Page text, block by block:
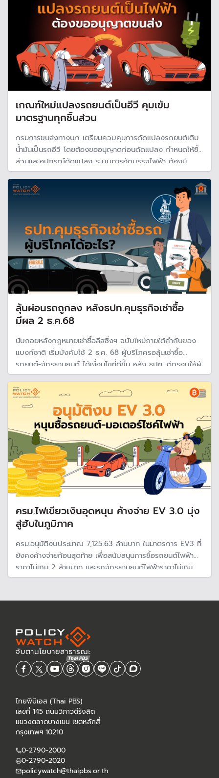
เกณฑ์ใหม่แปลงรถยนต์เป็นอีวี คุมเข้ม
มาตรฐานทุกชิ้นส่วน
กรมการขนส่งทางบก เตรียมควบคุมการดัดแปลงรถยนต์เติม
น้ำมันเป็นรถอีวี โดยต้องขออนุญาตก่อนดัดแปลง กำหนดให้ชิ้น
ส่วนและอุปกรณ์ดัดแปลง ระบบการอัดบรรจุไฟฟ้า ต้องมี
มาตรฐานความปลอดภัย และต้องผ่านการรับรองจากวิศวกร
ลุ้นผ่อนรถถูกลง หลังธปท.คุมธุรกิจเช่าซื้อ
มีผล 2 ธ.ค.68
นับถอยหลังกฎหมายเช่าซื้อลีสซิ่งฯ ฉบับใหม่ภายใต้กำกับของ
แบงก์ชาติ เริ่มบังคับใช้ 2 ธ.ค. 68 ผู้บริโภครอลุ้นเช่าซื้อ
รถยนต์-จักรยานยนต์ ได้เงื่อนไขที่ดีขึ้น หลัง ธปท. ตีกรอบให้ผู้
บริโภคได้รับการบริการและดอกเบี้ยที่เป็นธรรมมากขึ้น
ครม.ไฟเขียวเงินอุดหนุน ค้างจ่าย EV 3.0 มุ่ง
สู่ฮับในภูมิภาค
ครม.อนุมัติงบประมาณ 7,125.63 ล้านบาท ในมาตรการ EV3 ที่
ยังคงค้างจ่ายก้อนสุดท้าย เพื่อสนับสนุนการซื้อรถยนต์ไฟฟ้า
ราคาไม่เกิน 2 ล้านบาท และรถจักรยานยนต์ไฟฟ้าราคาไม่เกิน
150,000 ล้านบาท หวังผลักดันไทยเป็นศูนย์กลางการผลิต
ไทยพีบีเอส (Thai PBS)
เลขที่ 145 ถนนวิภาวดีรังสิต
แขวงตลาดบางเขน เขตหลักสี่
กรุงเทพฯ 10210
0-2790-2000
0-2790-2020
policywatch@thaipbs.or.th